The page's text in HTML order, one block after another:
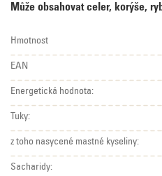
Může obsahovat celer, korýše,
Hmotnost
EAN
Energetická hodnota:
Tuky:
z toho nasycené mastné kyseliny:
Sacharidy: